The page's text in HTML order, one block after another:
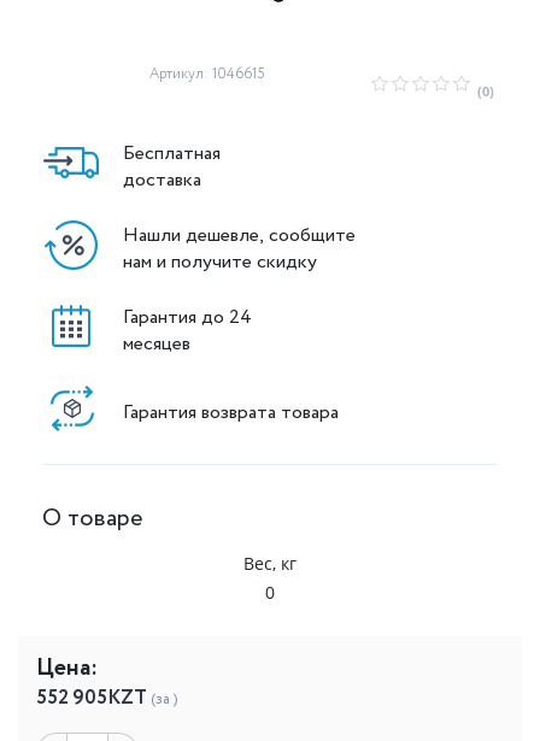
Артикул: 1046615
(0)
Бесплатная
доставка
Нашли дешевле, сообщите
нам и получите скидку
Гарантия до 24
месяцев
Гарантия возврата товара
О товаре
Вес, кг
0
Цена:
552 905KZT (за )